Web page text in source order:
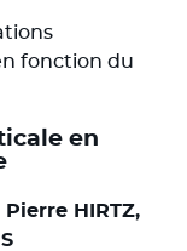
fonction du
en
Pierre HIRTZ,